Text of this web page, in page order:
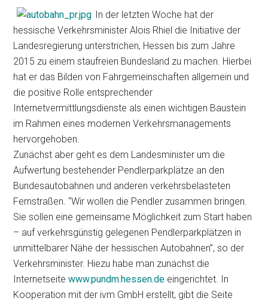
In der letzten Woche hat der
hessische Verkehrsminister Alois Rhiel die Initiative der
Landesregierung unterstrichen, Hessen bis zum Jahre
2015 zu einem staufreien Bundesland zu machen. Hierbei
hat er das Bilden von Fahrgemeinschaften allgemein und
die positive Rolle entsprechender
Internetvermittlungsdienste als einen wichtigen Baustein
im Rahmen eines modernen Verkehrsmanagements
hervorgehoben.
Zunächst aber geht es dem Landesminister um die
Aufwertung bestehender Pendlerparkplätze an den
Bundesautobahnen und anderen verkehrsbelasteten
Fernstraßen. “Wir wollen die Pendler zusammen bringen.
Sie sollen eine gemeinsame Möglichkeit zum Start haben
– auf verkehrsgünstig gelegenen Pendlerparkplätzen in
unmittelbarer Nähe der hessischen Autobahnen”, so der
Verkehrsminister. Hiezu habe man zunächst die
Internetseitewww.pundm.hessen.de eingerichtet. In
Kooperation mit der ivm GmbH erstellt, gibt die Seite